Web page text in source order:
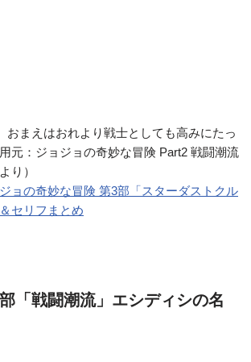
まえはおれより戦士としても高みにたっ
元：ジョジョの奇妙な冒険 Part2 戦闘潮流
り）
ョの奇妙な冒険 第3部「スターダストクル
セリフまとめ
「戦闘潮流」エシディシの名